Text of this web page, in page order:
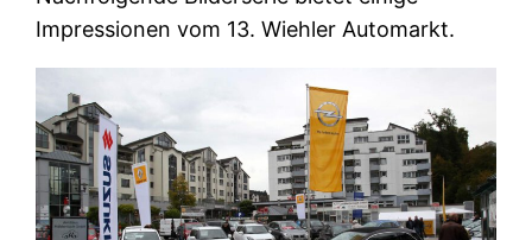
Impressionen vom 13. Wiehler Automarkt.